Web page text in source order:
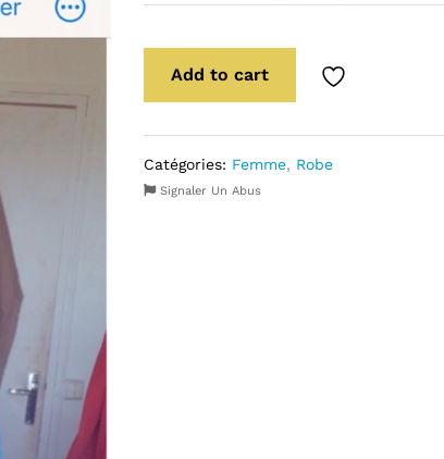
Add to cart
Catégories: Femme, Robe
Signaler Un Abus